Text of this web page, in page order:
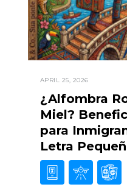
APRIL 25, 2026
¿Alfombra
Miel?
para
Letra